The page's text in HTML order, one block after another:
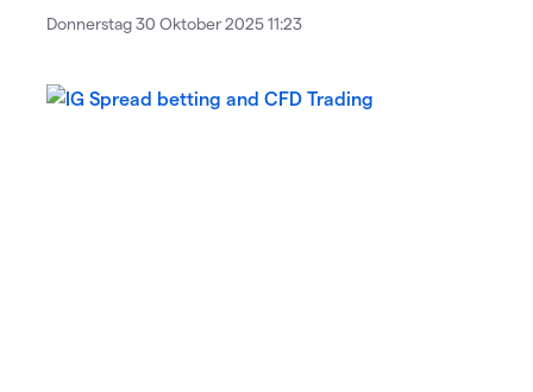
Donnerstag 30 Oktober 2025 11:23